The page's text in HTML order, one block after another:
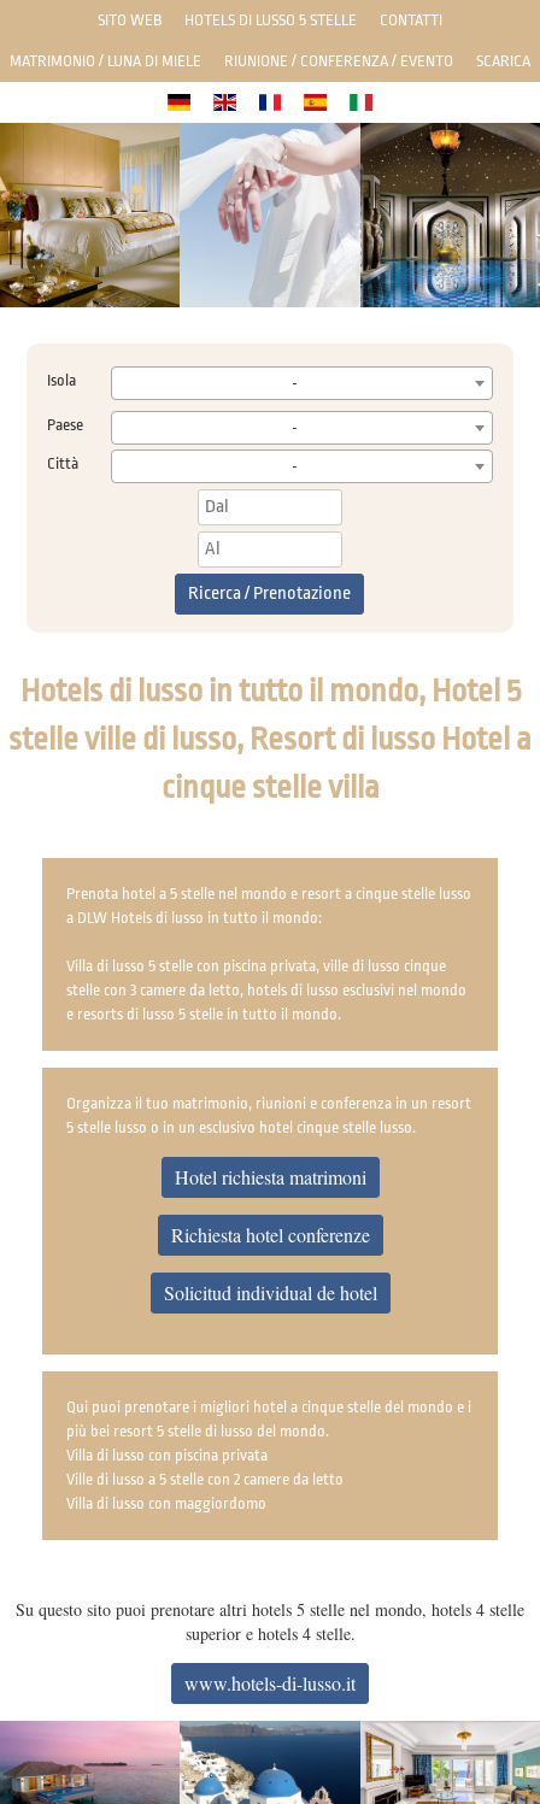
SITO WEB HOTELS DI LUSSO 5 STELLE CONTATTI
MATRIMONIO / LUNA DI MIELE RIUNIONE / CONFERENZA / EVENTO SCARICA
Isola -
Paese
-
Città
-
Ricerca / Prenotazione
Hotels di lusso in tutto il mondo, Hotel 5
stelle ville di lusso, Resort di lusso Hotel a
cinque stelle villa
Prenota hotel a 5 stelle nel mondo e resort a cinque stelle lusso
a DLW Hotels di lusso in tutto il mondo:
Villa di lusso 5 stelle con piscina privata, ville di lusso cinque
stelle con 3 camere da letto, hotels di lusso esclusivi nel mondo
e resorts di lusso 5 stelle in tutto il mondo.
Organizza il tuo matrimonio, riunioni e conferenza in un resort
5 stelle lusso o in un esclusivo hotel cinque stelle lusso.
Hotel richiesta matrimoni
Richiesta hotel conferenze
Solicitud individual de hotel
Qui puoi prenotare i migliori hotel a cinque stelle del mondo e i
più bei resort 5 stelle di lusso del mondo.
Villa di lusso con piscina privata
Ville di lusso a 5 stelle con 2 camere da letto
Villa di lusso con maggiordomo
Su questo sito puoi prenotare altri hotels 5 stelle nel mondo, hotels 4 stelle
superior e hotels 4 stelle.
www.hotels-di-lusso.it